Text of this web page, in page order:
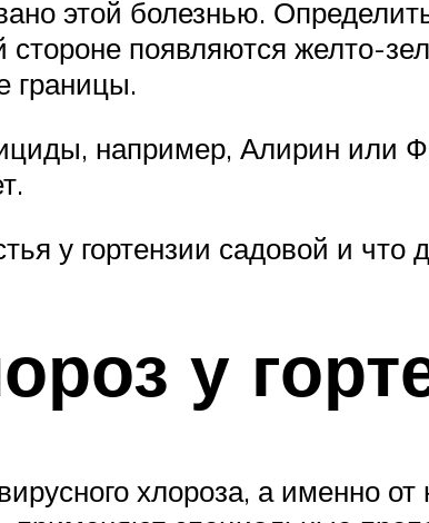
этой болезнью.
появляются желто-
границы.
например, Алирин или
у гортензии садовой и что
у
хлороза, а именно